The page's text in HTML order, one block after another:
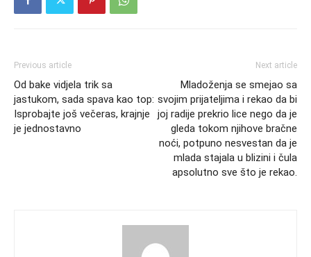
Previous article
Od bake vidjela trik sa
jastukom, sada spava kao top:
Isprobajte još večeras, krajnje
je jednostavno
Next article
Mladoženja se smejao sa
svojim prijateljima i rekao da bi
joj radije prekrio lice nego da je
gleda tokom njihove bračne
noći, potpuno nesvestan da je
mlada stajala u blizini i čula
apsolutno sve što je rekao.